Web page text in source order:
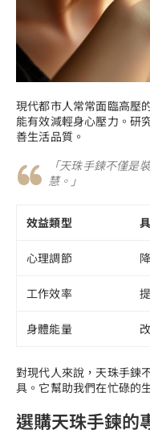
現代都市人常常面臨高壓
能有效減輕身心壓力。研
善生活品質。
「天珠手鍊不僅是
慧。」
效益類型
心理調節
工作效率
身體能量
對現代人來說，天珠手鍊
具。它幫助我們在忙碌的
選購天珠手鍊的